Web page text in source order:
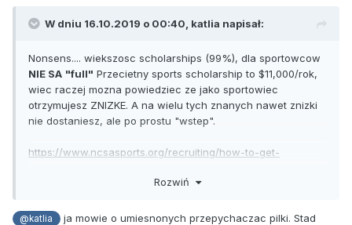
W dniu 16.10.2019 o 00:40, katlia napisał:
Nonsens.... wiekszosc scholarships (99%), dla sportowcow
NIE SA "full" Przecietny sports scholarship to $11,000/rok,
wiec raczej mozna powiedziec ze jako sportowiec
otrzymujesz ZNIZKE. A na wielu tych znanych nawet znizki
nie dostaniesz, ale po prostu "wstep".
https://www.ncsasports.org/recruiting/how-to-get-
athletes do not,and sometimes even living expenses.
know-about-sports-scholarships/
Rozwiń
@katlia
ja mowie o umiesnonych przepychaczac pilki. Stad